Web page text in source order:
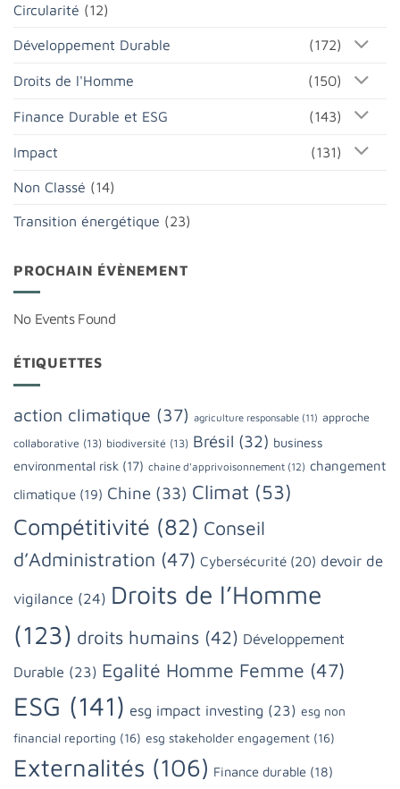
Circularité (12)
Développement Durable (172)
Droits de l'Homme (150)
Finance Durable et ESG (143)
Impact (131)
Non Classé (14)
Transition énergétique (23)
PROCHAIN ÉVÈNEMENT
No Events Found
ÉTIQUETTES
action climatique (37) agriculture responsable (11) approche
collaborative (13) biodiversité (13) Brésil (32) business
environmental risk (17) chaine d'apprivoisonnement (12) changement
climatique (19) Chine (33) Climat (53)
Compétitivité (82) Conseil
d’Administration (47) Cybersécurité (20) devoir de
vigilance (24) Droits de l’Homme
(123) droits humains (42) Développement
Durable (23) Egalité Homme Femme (47)
ESG (141) esg impact investing (23) esg non
financial reporting (16) esg stakeholder engagement (16)
Externalités (106) Finance durable (18)